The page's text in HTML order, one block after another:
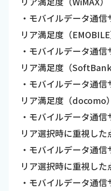
・モバイルデータ通
リア満足度（EMOBILE
・モバイルデータ通
リア満足度（SoftBank
・モバイルデータ通
リア満足度（docomo）
・モバイルデータ通
リア選択時に重視した
・モバイルデータ通
リア選択時に重視した
・モバイルデータ通